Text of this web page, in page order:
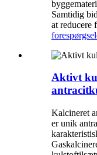
Samtidig
at reducere
forespørgsel
Aktivt
Kalcineret
er unik